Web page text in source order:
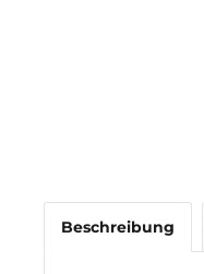
Beschreibung